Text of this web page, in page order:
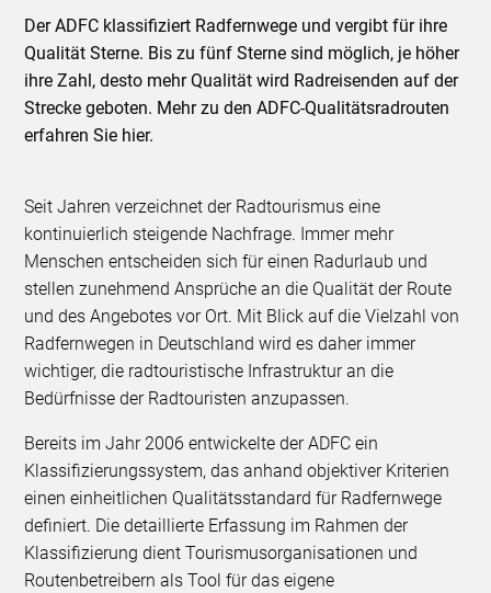
Der ADFC klassifiziert Radfernwege und vergibt für ihre
Qualität Sterne. Bis zu fünf Sterne sind möglich, je höher
ihre Zahl, desto mehr Qualität wird Radreisenden auf der
Strecke geboten. Mehr zu den ADFC-Qualitätsradrouten
erfahren Sie hier.
Seit Jahren verzeichnet der Radtourismus eine
kontinuierlich steigende Nachfrage. Immer mehr
Menschen entscheiden sich für einen Radurlaub und
stellen zunehmend Ansprüche an die Qualität der Route
und des Angebotes vor Ort. Mit Blick auf die Vielzahl von
Radfernwegen in Deutschland wird es daher immer
wichtiger, die radtouristische Infrastruktur an die
Bedürfnisse der Radtouristen anzupassen.
Bereits im Jahr 2006 entwickelte der ADFC ein
Klassifizierungssystem, das anhand objektiver Kriterien
einen einheitlichen Qualitätsstandard für Radfernwege
definiert. Die detaillierte Erfassung im Rahmen der
Klassifizierung dient Tourismusorganisationen und
Routenbetreibern als Tool für das eigene